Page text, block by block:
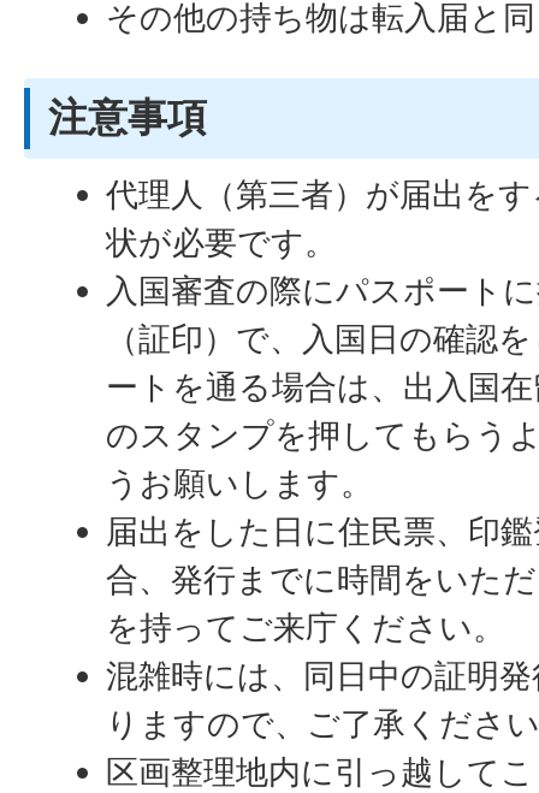
その他の持ち物は転入届と
注意事項
代理人（第三者）が届出を
状が必要です。
入国審査の際にパスポート
（証印）で、入国日の確認
ートを通る場合は、出入国
のスタンプを押してもらう
うお願いします。
届出をした日に住民票、印
合、発行までに時間をいた
を持ってご来庁ください。
混雑時には、同日中の証明
りますので、ご了承くださ
区画整理地内に引っ越して